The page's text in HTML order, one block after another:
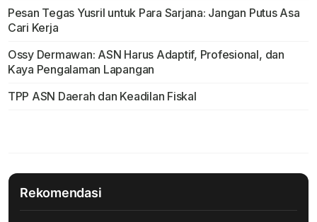
Pesan Tegas Yusril untuk Para Sarjana: Jangan Putus Asa
Cari Kerja
Ossy Dermawan: ASN Harus Adaptif, Profesional, dan
Kaya Pengalaman Lapangan
TPP ASN Daerah dan Keadilan Fiskal
Rekomendasi